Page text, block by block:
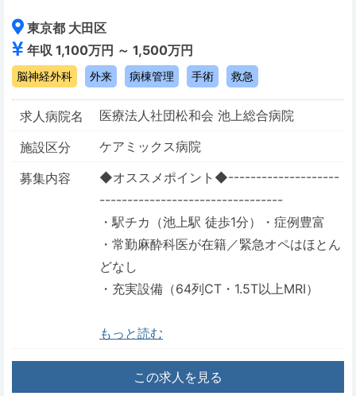
東京都 大田区
年収 1,100万円 ～ 1,500万円
脳神経外科 外来 病棟管理 手術 救急
求人病院名
医療法人社団松和会 池上総合病院
施設区分
ケアミックス病院
募集内容
◆オススメポイント◆--------------------
---------------------------------
・駅チカ（池上駅 徒歩1分）・症例豊富
・常勤麻酔科医が在籍／緊急オペはほとん
どなし
・充実設備（64列CT・1.5T以上MRI）
もっと読む
この求人を見る